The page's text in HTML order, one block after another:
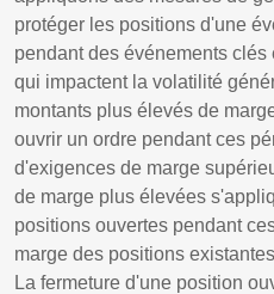
protéger les positions d'une
pendant des événements
qui impactent la volatilité
montants plus élevés de
ouvrir un ordre pendant ces
d'exigences de marge
de marge plus élevées
positions ouvertes pendant
marge des positions
La fermeture d'une position